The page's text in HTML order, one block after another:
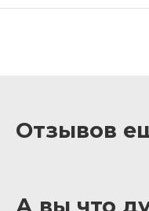
Отзывов
А вы что